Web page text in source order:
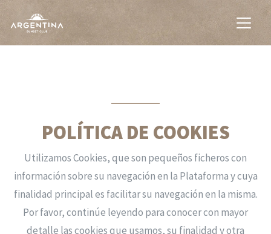
POLÍTICA DE COOKIES
Utilizamos Cookies, que son pequeños ficheros con
información sobre su navegación en la Plataforma y cuya
finalidad principal es facilitar su navegación en la misma.
Por favor, continúe leyendo para conocer con mayor
detalle las cookies que usamos, su finalidad y otra